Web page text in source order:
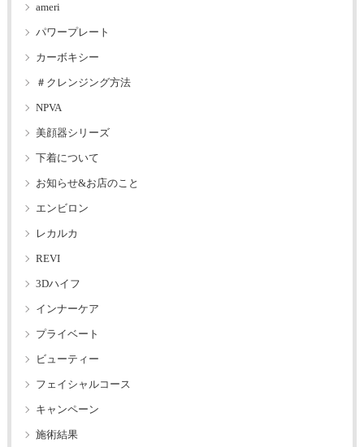
ameri
パワープレート
カーボキシー
＃クレンジング方法
NPVA
美顔器シリーズ
下着について
お知らせ&お店のこと
エンビロン
レカルカ
REVI
3Dハイフ
インナーケア
プライベート
ビューティー
フェイシャルコース
キャンペーン
施術結果